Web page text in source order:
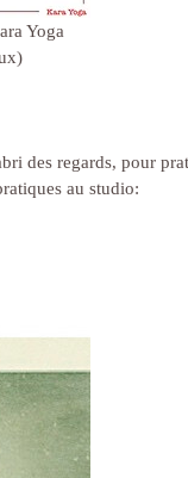
Yoga
des regards, pour
au studio: